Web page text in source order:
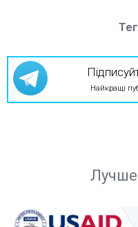
Найкращі